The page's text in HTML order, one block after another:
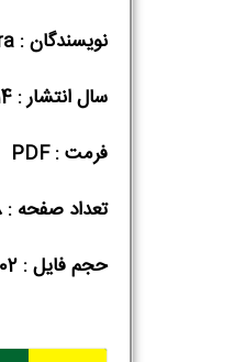
نویسندگان : John Pile, Judith Gura
سال انتشار : 2014
فرمت : PDF
تعداد صفحه : 498
حجم فایل :‌ 102 مگابایت